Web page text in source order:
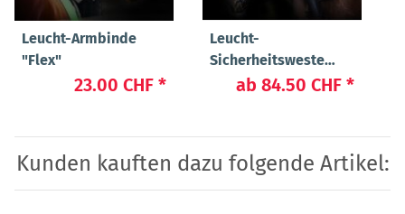
Leucht-Armbinde
"Flex"
23.00 CHF *
Leucht-
Sicherheitsweste
"Flex"
ab 84.50 CHF *
Kunden kauften dazu folgende Artikel: